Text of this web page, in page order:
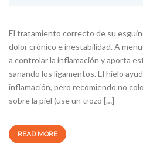
El tratamiento correcto de su
dolor crónico e inestabilidad. A
a controlar la inflamación y aporta
sanando los ligamentos. El hielo
inflamación, pero recomiendo no
sobre la piel (use un trozo […]
READ MORE